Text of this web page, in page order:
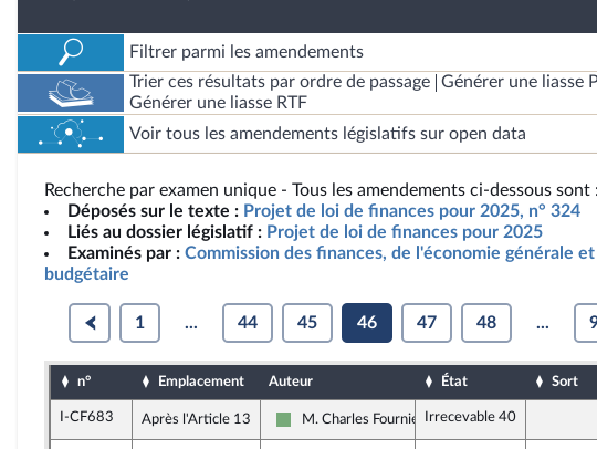
Filtrer parmi les amendements
Trier ces résultats par ordre de passage
Générer une liasse
Générer une liasse RTF
Voir tous les amendements législatifs sur open data
Recherche par examen unique - Tous les amendements ci-dessous sont :
Déposés sur le texte : Projet de loi de finances pour 2025, n° 324
Liés au dossier législatif : Projet de loi de finances pour 2025
Examinés par : Commission des finances, de l'économie générale
budgétaire
1 ... 44 45 46 47 48 ...
n° Emplacement Auteur État Sort
I-CF683 Après l'Article 13
Écologiste et Social
M. Charles Fournier Irrecevable 40